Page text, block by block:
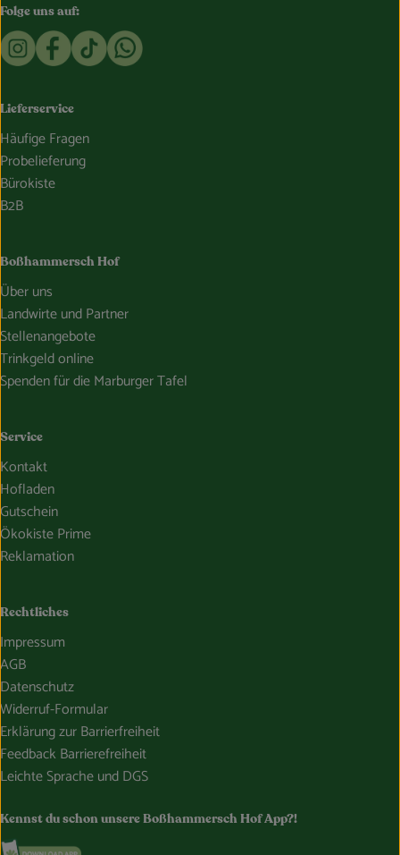
Folge uns auf:
Externer Link zu https://www.instagram.com/
Externer Link zu https://www.facebook.com/
Externer Link zu https://www.tiktok.com/
Externer Link zu https://whatsapp.com/
Lieferservice
Häufige Fragen
Probelieferung
Bürokiste
B2B
Boßhammersch Hof
Über uns
Landwirte und Partner
Stellenangebote
Trinkgeld online
Spenden für die Marburger Tafel
Service
Kontakt
Hofladen
Gutschein
Ökokiste Prime
Reklamation
Rechtliches
Impressum
AGB
Datenschutz
Widerruf-Formular
Erklärung zur Barrierfreiheit
Feedback Barrierefreiheit
Leichte Sprache und DGS
Kennst du schon unsere Boßhammersch Hof App?!
Externer Link zu https://www.bosshammersch-